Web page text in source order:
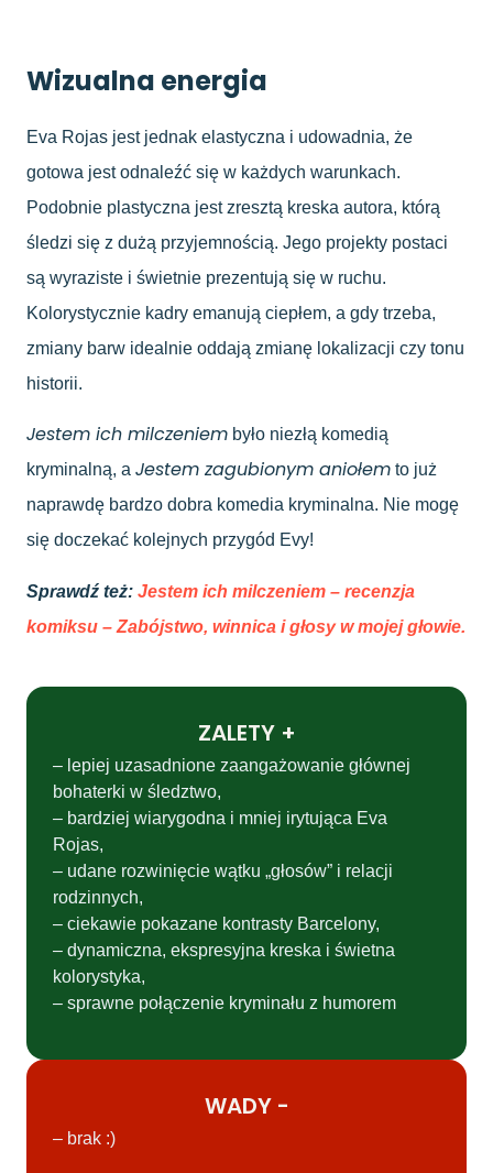
Wizualna energia
Eva Rojas jest jednak elastyczna i udowadnia, że
gotowa jest odnaleźć się w każdych warunkach.
Podobnie plastyczna jest zresztą kreska autora, którą
śledzi się z dużą przyjemnością. Jego projekty postaci
są wyraziste i świetnie prezentują się w ruchu.
Kolorystycznie kadry emanują ciepłem, a gdy trzeba,
zmiany barw idealnie oddają zmianę lokalizacji czy tonu
historii.
Jestem ich milczeniem było niezłą komedią
kryminalną, a Jestem zagubionym aniołem to już
naprawdę bardzo dobra komedia kryminalna. Nie mogę
się doczekać kolejnych przygód Evy!
Sprawdź też: Jestem ich milczeniem – recenzja
komiksu – Zabójstwo, winnica i głosy w mojej głowie.
ZALETY +
– lepiej uzasadnione zaangażowanie głównej
bohaterki w śledztwo,
– bardziej wiarygodna i mniej irytująca Eva
Rojas,
– udane rozwinięcie wątku „głosów” i relacji
rodzinnych,
– ciekawie pokazane kontrasty Barcelony,
– dynamiczna, ekspresyjna kreska i świetna
kolorystyka,
– sprawne połączenie kryminału z humorem
WADY -
– brak :)